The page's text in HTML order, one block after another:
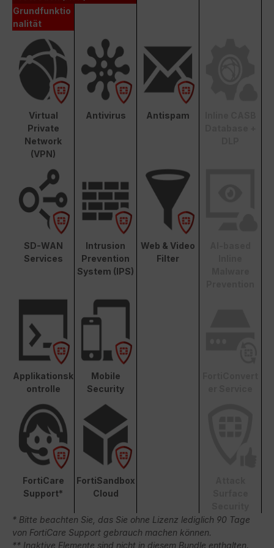
Grundfunktio
nalität
Virtual
Private
Network
(VPN)
Antivirus Antispam
SD-WAN
Services
Intrusion
Prevention
System (IPS)
Web & Video
Filter
Applikationsk
ontrolle
Mobile
Security
FortiCare
Support*
FortiSandbox
Cloud
* Bitte beachten Sie, das Sie ohne Lizenz lediglich 90 Tage
von FortiCare Support gebrauch machen können.
** Inaktive Elemente sind nicht in diesem Bundle enthalten.